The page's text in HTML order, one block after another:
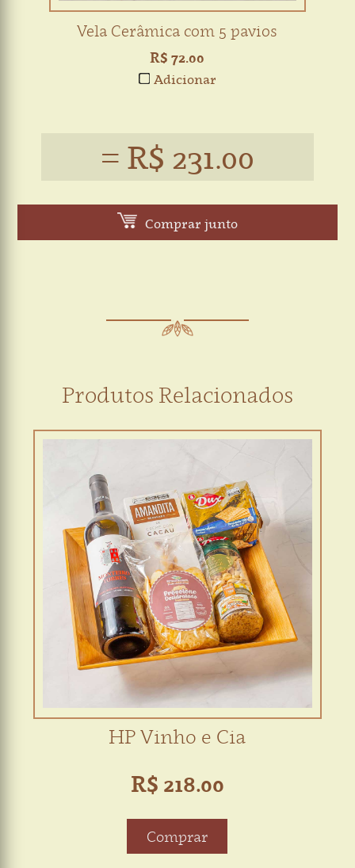
Vela Cerâmica com 5 pavios
R$ 72.00
Adicionar
= R$ 231.00
Comprar junto
Produtos Relacionados
HP Vinho e Cia
R$ 218.00
Comprar